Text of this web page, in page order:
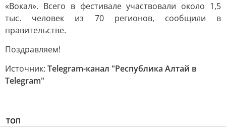
«Вокал». Всего в фестивале участвовали около 1,5
тыс. человек из 70 регионов, сообщили в
правительстве.
Поздравляем!
Источник: Telegram-канал "Республика Алтай в
Telegram"
ТОП